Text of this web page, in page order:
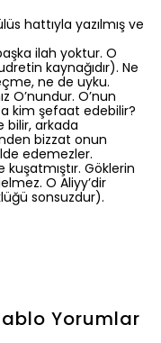
hattıyla yazılmış ve
ilah yoktur. O
kaynağıdır). Ne
ne de uyku.
O’nundur. O’nun
kim şefaat edebilir?
bilir, arkada
bizzat onun
edemezler.
Göklerin
O Aliyy’dir
sonsuzdur).
Yorumlar